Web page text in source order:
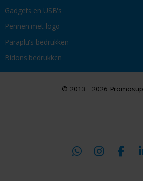
Gadgets en USB's
Pennen met logo
Paraplu's bedrukken
Bidons bedrukken
© 2013 - 2026